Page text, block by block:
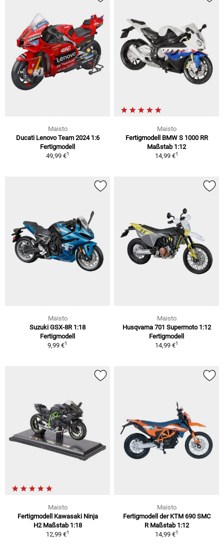
Maisto
Ducati Lenovo Team 2024 1:6
Fertigmodell
49,99 €1
Maisto
Fertigmodell BMW S 1000 RR
Maßstab 1:12
14,99 €1
Maisto
Suzuki GSX-8R 1:18
Fertigmodell
9,99 €1
Maisto
Husqvarna 701 Supermoto 1:12
Fertigmodell
14,99 €1
Maisto
Fertigmodell Kawasaki Ninja
H2 Maßstab 1:18
12,99 €1
Maisto
Fertigmodell der KTM 690 SMC
R Maßstab 1:12
14,99 €1